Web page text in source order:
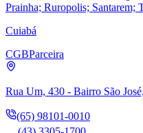
Prainha; Ruropolis; Santarem;
Cuiabá
CGBParceira
Rua Um, 430 - Bairro São
(65) 98101-0010